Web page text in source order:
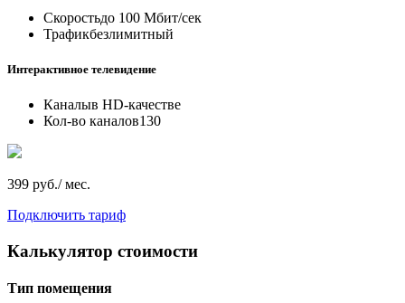
Скоростьдо 100 Мбит/сек
Трафикбезлимитный
Интерактивное телевидение
Каналыв HD-качестве
Кол-во каналов130
399 руб./ мес.
Подключить тариф
Калькулятор стоимости
Тип помещения